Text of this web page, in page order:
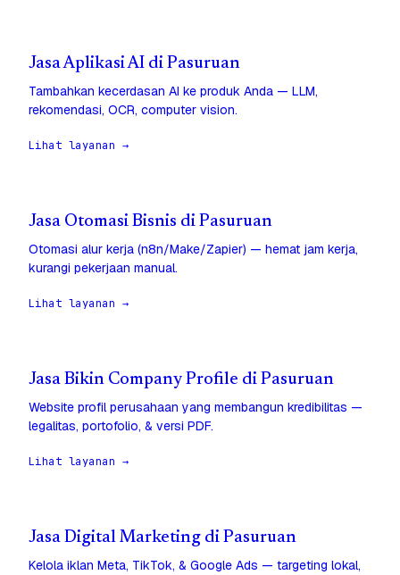
Jasa Aplikasi AI di Pasuruan
Tambahkan kecerdasan AI ke produk Anda — LLM,
rekomendasi, OCR, computer vision.
Lihat layanan →
Jasa Otomasi Bisnis di Pasuruan
Otomasi alur kerja (n8n/Make/Zapier) — hemat jam kerja,
kurangi pekerjaan manual.
Lihat layanan →
Jasa Bikin Company Profile di Pasuruan
Website profil perusahaan yang membangun kredibilitas —
legalitas, portofolio, & versi PDF.
Lihat layanan →
Jasa Digital Marketing di Pasuruan
Kelola iklan Meta, TikTok, & Google Ads — targeting lokal,